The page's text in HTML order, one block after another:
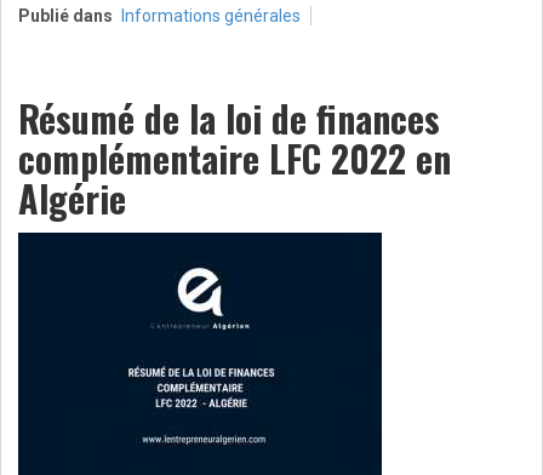
Publié dans Informations générales
Résumé de la loi de finances
complémentaire LFC 2022 en
Algérie